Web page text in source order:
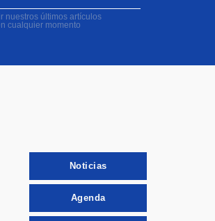
nuestros últimos artículos
cualquier momento
Noticias
Agenda